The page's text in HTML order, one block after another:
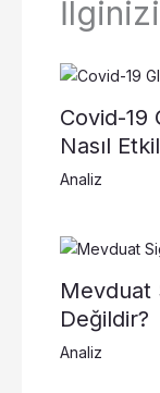
Covid-19
Nasıl
Analiz
Mevduat
Değildir?
Analiz